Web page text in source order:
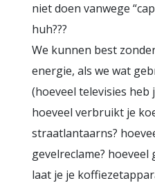
niet doen vanwege
huh???
We kunnen best
energie, als we wat
(hoeveel televisies heb
hoeveel verbruikt je
straatlantaarns?
gevelreclame?
laat je je